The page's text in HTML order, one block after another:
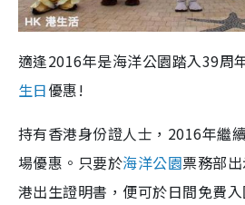
適逢2016年是海洋公園踏入39周
生日優惠!
持有香港身份證人士，2016年繼
場優惠。只要於海洋公園票務部
港出生證明書，便可於日間免費入